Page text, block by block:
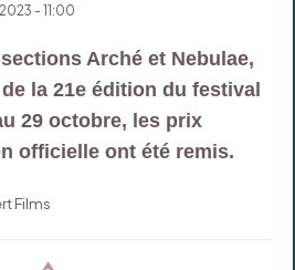
- 11:00
Arché et Nebulae,
la 21e édition du festival
29 octobre, les prix
officielle ont été remis.
Films